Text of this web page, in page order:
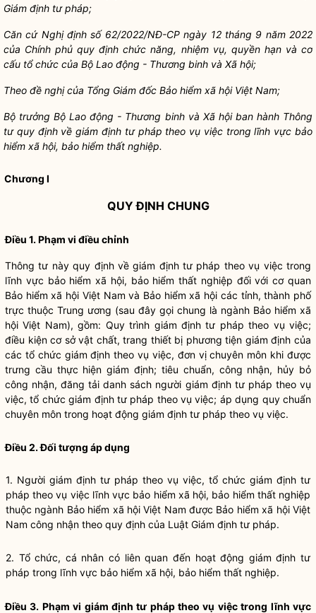
Giám định tư pháp;
Căn cứ Nghị định số 62/2022/NĐ-CP ngày 12 tháng 9 năm 2022
của Chính phủ quy định chức năng, nhiệm vụ, quyền hạn và cơ
cấu tổ chức của Bộ Lao động - Thương binh và Xã hội;
Theo đề nghị của Tổng Giám đốc Bảo hiểm xã hội Việt Nam;
Bộ trưởng Bộ Lao động - Thương binh và Xã hội ban hành Thông
tư quy định về giám định tư pháp theo vụ việc trong lĩnh vực bảo
hiểm xã hội, bảo hiểm thất nghiệp.
Chương I
QUY ĐỊNH CHUNG
Điều 1. Phạm vi điều chỉnh
Thông tư này quy định về giám định tư pháp theo vụ việc trong
lĩnh vực bảo hiểm xã hội, bảo hiểm thất nghiệp đối với cơ quan
Bảo hiểm xã hội Việt Nam và Bảo hiểm xã hội các tỉnh, thành phố
trực thuộc Trung ương (sau đây gọi chung là ngành Bảo hiểm xã
hội Việt Nam), gồm: Quy trình giám định tư pháp theo vụ việc;
điều kiện cơ sở vật chất, trang thiết bị phương tiện giám định của
các tổ chức giám định theo vụ việc, đơn vị chuyên môn khi được
trưng cầu thực hiện giám định; tiêu chuẩn, công nhận, hủy bỏ
công nhận, đăng tải danh sách người giám định tư pháp theo vụ
việc, tổ chức giám định tư pháp theo vụ việc; áp dụng quy chuẩn
chuyên môn trong hoạt động giám định tư pháp theo vụ việc.
Điều 2. Đối tượng áp dụng
1. Người giám định tư pháp theo vụ việc, tổ chức giám định tư
pháp theo vụ việc lĩnh vực bảo hiểm xã hội, bảo hiểm thất nghiệp
thuộc ngành Bảo hiểm xã hội Việt Nam được Bảo hiểm xã hội Việt
Nam công nhận theo quy định của Luật Giám định tư pháp.
2. Tổ chức, cá nhân có liên quan đến hoạt động giám định tư
pháp trong lĩnh vực bảo hiểm xã hội, bảo hiểm thất nghiệp.
Điều 3. Phạm vi giám định tư pháp theo vụ việc trong lĩnh vực